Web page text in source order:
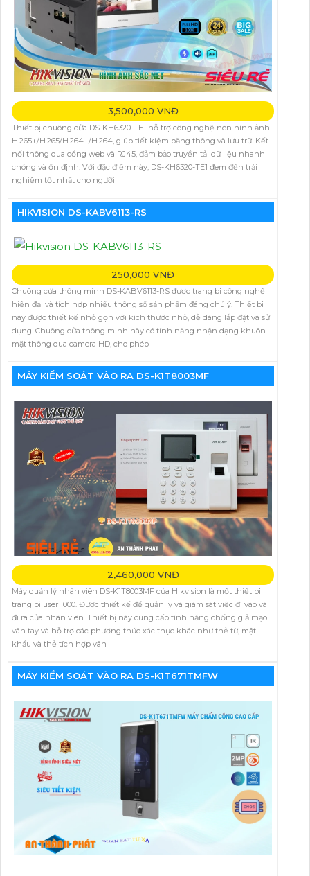
3,500,000 VNĐ
Thiết bị chuông cửa DS-KH6320-TE1 hỗ trợ công nghệ nén hình ảnh
H.265+/H.265/H.264+/H.264, giúp tiết kiệm băng thông và lưu trữ. Kết
nối thông qua cổng web và RJ45, đảm bảo truyền tải dữ liệu nhanh
chóng và ổn định. Với đặc điểm này, DS-KH6320-TE1 đem đến trải
nghiệm tốt nhất cho người
HIKVISION DS-KABV6113-RS
250,000 VNĐ
Chuông cửa thông minh DS-KABV6113-RS được trang bị công nghệ
hiện đại và tích hợp nhiều thông số sản phẩm đáng chú ý. Thiết bị
này được thiết kế nhỏ gọn với kích thước nhỏ, dễ dàng lắp đặt và sử
dụng. Chuông cửa thông minh này có tính năng nhận dạng khuôn
mặt thông qua camera HD, cho phép
MÁY KIỂM SOÁT VÀO RA DS-K1T8003MF
2,460,000 VNĐ
Máy quản lý nhân viên DS-K1T8003MF của Hikvision là một thiết bị
trang bị user 1000. Được thiết kế để quản lý và giám sát việc đi vào và
đi ra của nhân viên. Thiết bị này cung cấp tính năng chống giả mạo
vân tay và hỗ trợ các phương thức xác thực khác như thẻ từ, mật
khẩu và thẻ tích hợp vân
MÁY KIỂM SOÁT VÀO RA DS-K1T671TMFW